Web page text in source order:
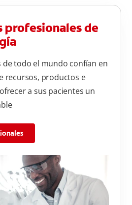
profesionales de
de todo el mundo confían en
recursos, productos e
a sus pacientes un